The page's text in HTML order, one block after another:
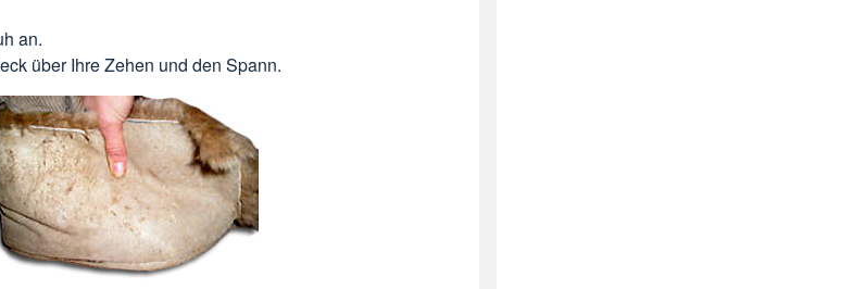
an.
über Ihre Zehen und den Spann.